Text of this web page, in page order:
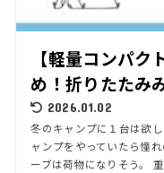
【軽量コンパ
め！折りたたみ
2026.01.02
冬のキャンプに１台は欲
ャンプをやっていたら憧
ーブは荷物になりそう。